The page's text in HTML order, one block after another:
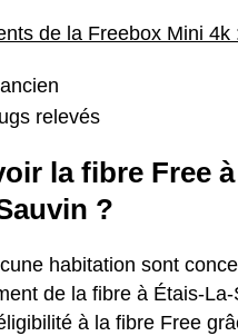
de la Freebox Mini 4k
relevés
la fibre Free à
?
habitation sont
de la fibre à Étais-La-
à la fibre Free